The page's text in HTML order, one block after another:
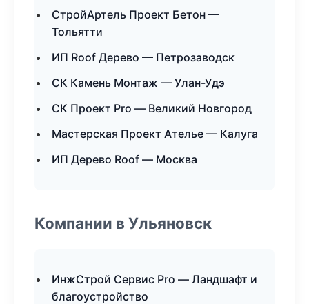
СтройАртель Проект Бетон —
Тольятти
ИП Roof Дерево — Петрозаводск
СК Камень Монтаж — Улан-Удэ
СК Проект Pro — Великий Новгород
Мастерская Проект Ателье — Калуга
ИП Дерево Roof — Москва
Компании в Ульяновск
ИнжСтрой Сервис Pro — Ландшафт и
благоустройство